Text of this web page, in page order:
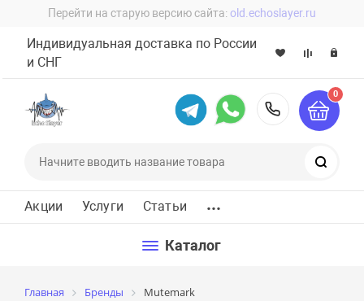
Перейти на старую версию сайта: old.echoslayer.ru
Индивидуальная доставка по России
и СНГ
8 (800)
0
Акции Услуги Статьи ...
Каталог
Главная Бренды Mutemark